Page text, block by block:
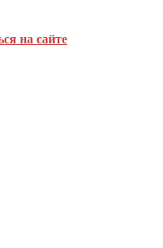
на сайте